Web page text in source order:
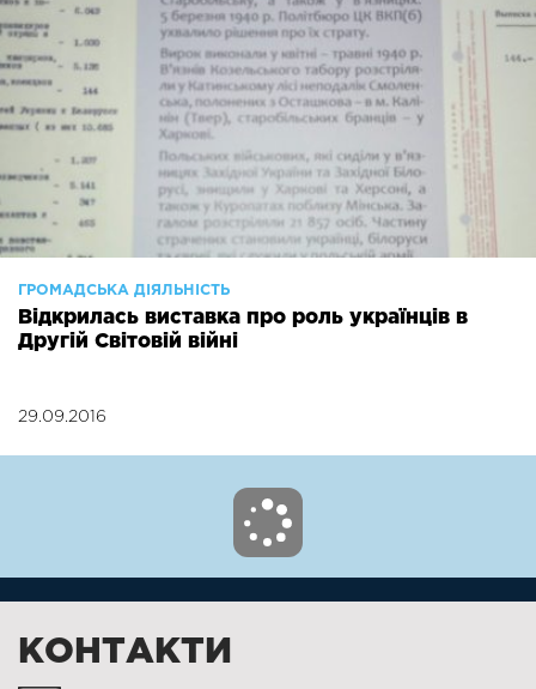
ГРОМАДСЬКА ДІЯЛЬНІСТЬ
Відкрилась виставка про роль українців в
Другій Світовій війні
29.09.2016
КОНТАКТИ